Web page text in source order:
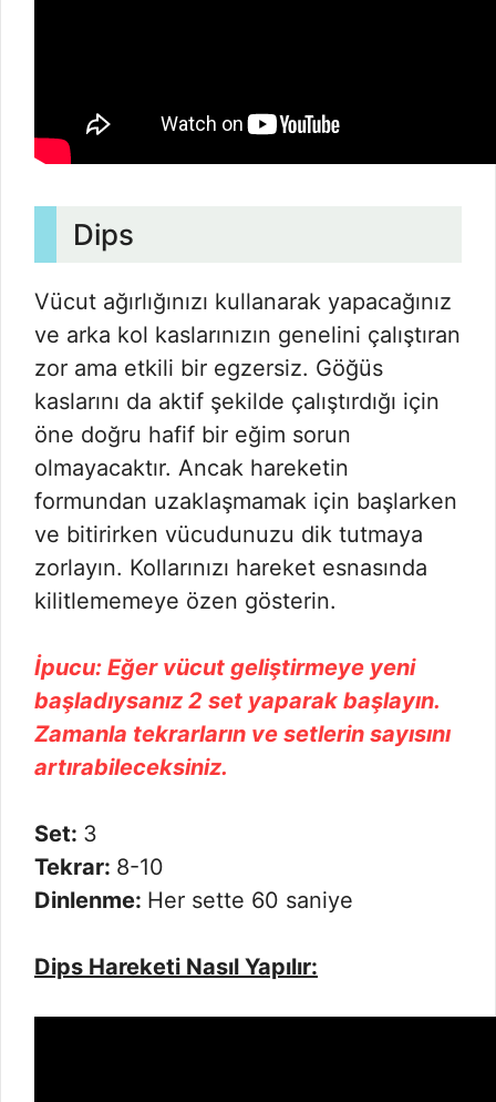
Dips
Vücut ağırlığınızı kullanarak yapacağınız
ve arka kol kaslarınızın genelini çalıştıran
zor ama etkili bir egzersiz. Göğüs
kaslarını da aktif şekilde çalıştırdığı için
öne doğru hafif bir eğim sorun
olmayacaktır. Ancak hareketin
formundan uzaklaşmamak için başlarken
ve bitirirken vücudunuzu dik tutmaya
zorlayın. Kollarınızı hareket esnasında
kilitlememeye özen gösterin.
İpucu: Eğer vücut geliştirmeye yeni
başladıysanız 2 set yaparak başlayın.
Zamanla tekrarların ve setlerin sayısını
artırabileceksiniz.
Set: 3
Tekrar: 8-10
Dinlenme: Her sette 60 saniye
Dips Hareketi Nasıl Yapılır: